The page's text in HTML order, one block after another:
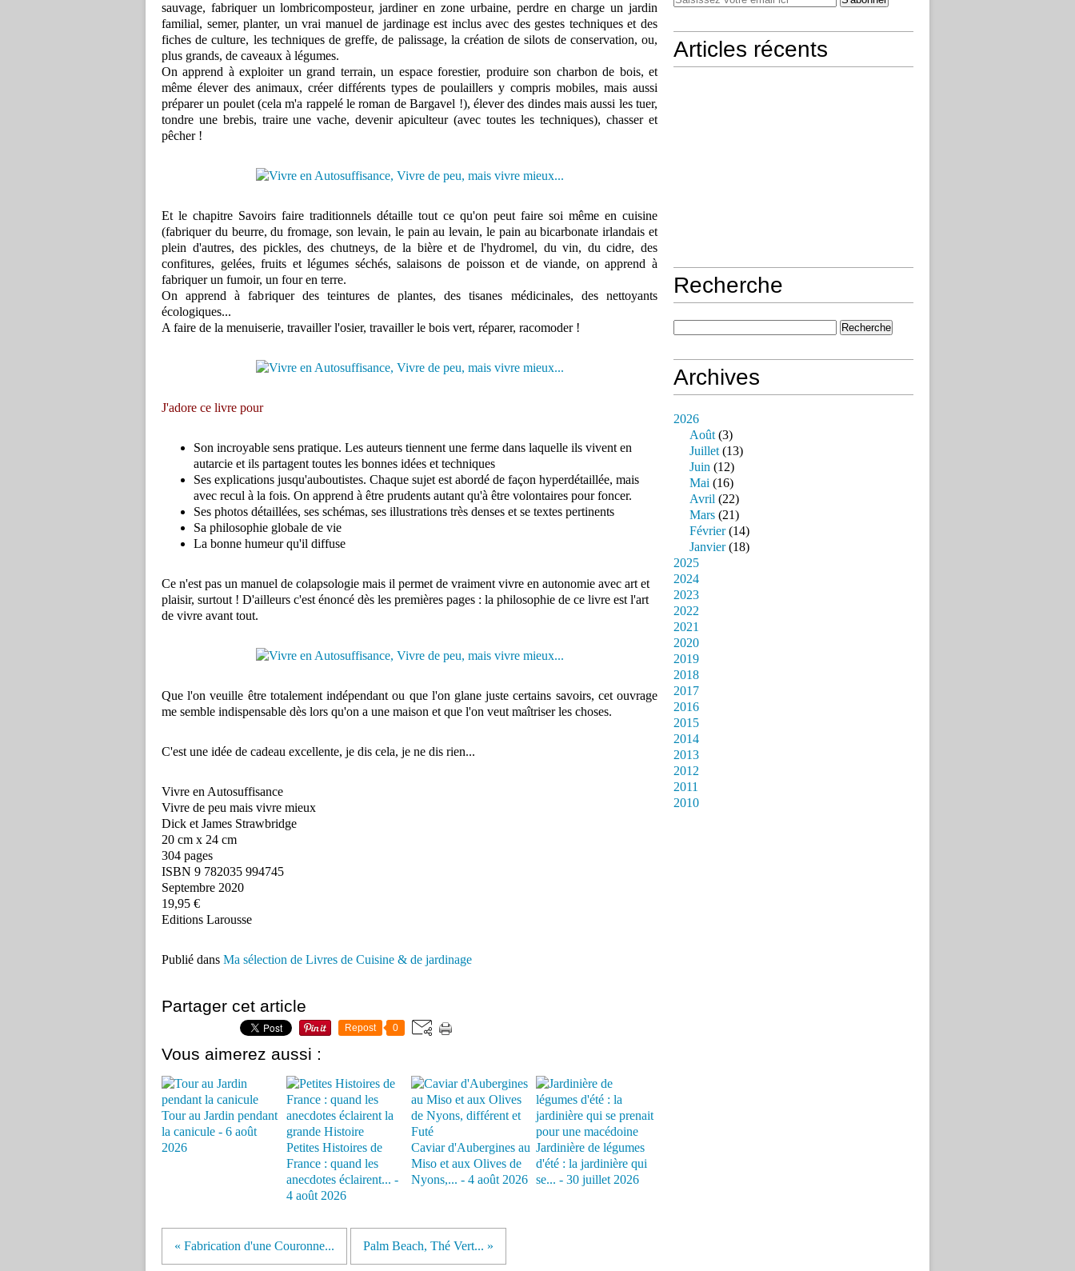
sauvage, fabriquer un lombricomposteur, jardiner en zone urbaine, perdre en charge un jardin
familial, semer, planter, un vrai manuel de jardinage est inclus avec des gestes techniques et des
fiches de culture, les techniques de greffe, de palissage, la création de silots de conservation, ou,
plus grands, de caveaux à légumes.
On apprend à exploiter un grand terrain, un espace forestier, produire son charbon de bois, et
même élever des animaux, créer différents types de poulaillers y compris mobiles, mais aussi
préparer un poulet (cela m'a rappelé le roman de Bargavel !), élever des dindes mais aussi les tuer,
tondre une brebis, traire une vache, devenir apiculteur (avec toutes les techniques), chasser et
pêcher !
Et le chapitre Savoirs faire traditionnels détaille tout ce qu'on peut faire soi même en cuisine
(fabriquer du beurre, du fromage, son levain, le pain au levain, le pain au bicarbonate irlandais et
plein d'autres, des pickles, des chutneys, de la bière et de l'hydromel, du vin, du cidre, des
confitures, gelées, fruits et légumes séchés, salaisons de poisson et de viande, on apprend à
fabriquer un fumoir, un four en terre.
On apprend à fabriquer des teintures de plantes, des tisanes médicinales, des nettoyants
écologiques...
A faire de la menuiserie, travailler l'osier, travailler le bois vert, réparer, racomoder !
J'adore ce livre pour
Son incroyable sens pratique. Les auteurs tiennent une ferme dans laquelle ils vivent en
autarcie et ils partagent toutes les bonnes idées et techniques
Ses explications jusqu'auboutistes. Chaque sujet est abordé de façon hyperdétaillée, mais
avec recul à la fois. On apprend à être prudents autant qu'à être volontaires pour foncer.
Ses photos détaillées, ses schémas, ses illustrations très denses et se textes pertinents
Sa philosophie globale de vie
La bonne humeur qu'il diffuse
Ce n'est pas un manuel de colapsologie mais il permet de vraiment vivre en autonomie avec art et
plaisir, surtout ! D'ailleurs c'est énoncé dès les premières pages : la philosophie de ce livre est l'art
de vivre avant tout.
Que l'on veuille être totalement indépendant ou que l'on glane juste certains savoirs, cet ouvrage
me semble indispensable dès lors qu'on a une maison et que l'on veut maîtriser les choses.
C'est une idée de cadeau excellente, je dis cela, je ne dis rien...
Vivre en Autosuffisance
Vivre de peu mais vivre mieux
Dick et James Strawbridge
20 cm x 24 cm
304 pages
ISBN 9 782035 994745
Septembre 2020
19,95 €
Editions Larousse
Publié dans Ma sélection de Livres de Cuisine & de jardinage
Partager cet article
Repost 0
Vous aimerez aussi :
Tour au Jardin pendant
la canicule - 6 août
2026
Petites Histoires de
France : quand les
anecdotes éclairent... -
4 août 2026
Caviar d'Aubergines au
Miso et aux Olives de
Nyons,... - 4 août 2026
Jardinière de légumes
d'été : la jardinière qui
se... - 30 juillet 2026
« Fabrication d'une Couronne... Palm Beach, Thé Vert... »
Articles récents
Recherche
Archives
2026
Août(3)
Juillet(13)
Juin (12)
Mai (16)
Avril (22)
Mars (21)
Février(14)
Janvier(18)
2025
2024
2023
2022
2021
2020
2019
2018
2017
2016
2015
2014
2013
2012
2011
2010